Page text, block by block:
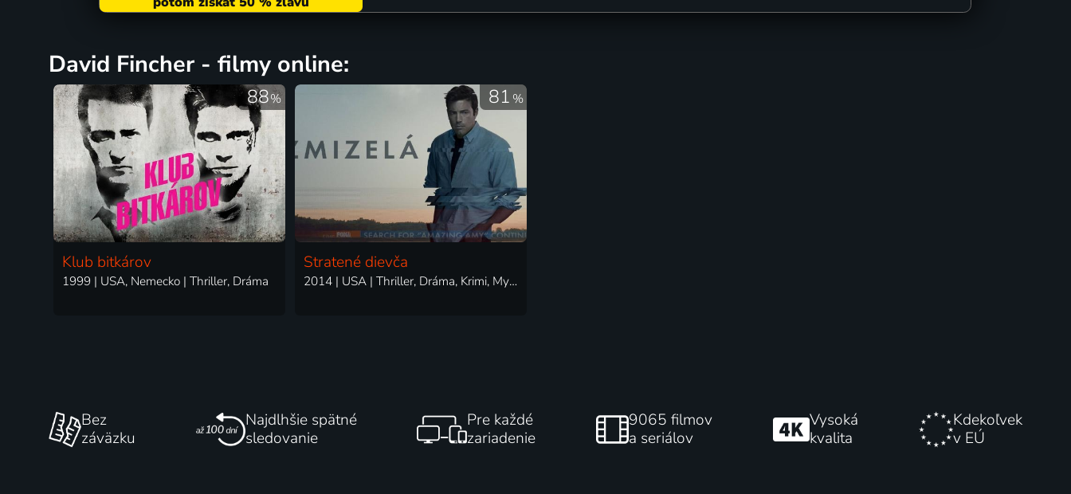
David Fincher - filmy online:
88%
Klub bitkárov
1999 | USA, Nemecko | Thriller, Dráma
81 %
Stratené dievča
2014 | USA | Thriller, Dráma, Krimi, Mysteriózny
Bez
záväzku
Najdlhšie spätné
sledovanie
Pre každé
zariadenie
9065 filmov
a seriálov
Vysoká
kvalita
Kdekoľvek
v EÚ